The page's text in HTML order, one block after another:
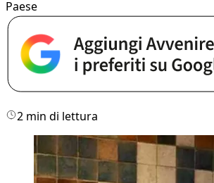
Paese
2 min di lettura